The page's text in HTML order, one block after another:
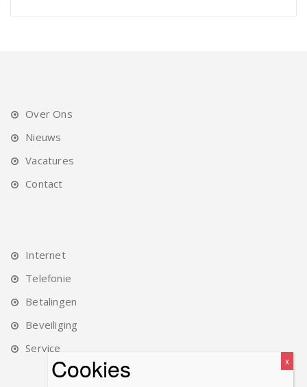
Over Ons
Nieuws
Vacatures
Contact
Internet
Telefonie
Betalingen
Beveiliging
Service